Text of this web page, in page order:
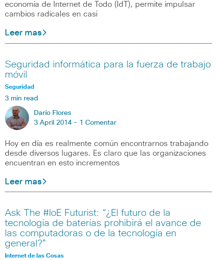
economía de Internet de Todo (IdT), permite impulsar
cambios radicales en casi
Leer mas
Seguridad informática para la fuerza de trabajo
móvil
Seguridad
3 min read
Darío Flores
3 April 2014 - 1 Comentar
Hoy en día es realmente común encontrarnos trabajando
desde diversos lugares. Es claro que las organizaciones
encuentran en esto incrementos
Leer mas
Ask The #IoE Futurist: “¿El futuro de la
tecnología de baterías prohibirá el avance de
las computadoras o de la tecnología en
general?”
Internet de las Cosas